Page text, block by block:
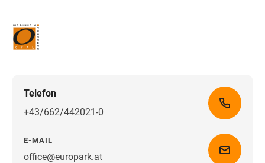
Telefon
+43/662/442021-0
E-MAIL
office@europark.atWegbeschreibung erhalten